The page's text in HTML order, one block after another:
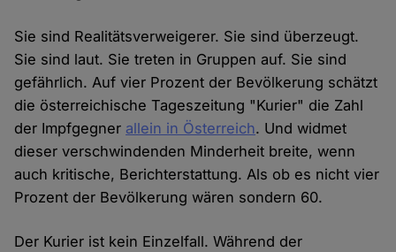
Sie sind Realitätsverweigerer. Sie sind überzeugt.
Sie sind laut. Sie treten in Gruppen auf. Sie sind
gefährlich. Auf vier Prozent der Bevölkerung schätzt
die österreichische Tageszeitung "Kurier" die Zahl
der Impfgegner allein in Österreich. Und widmet
dieser verschwindenden Minderheit breite, wenn
auch kritische, Berichterstattung. Als ob es nicht vier
Prozent der Bevölkerung wären sondern 60.
Der Kurier ist kein Einzelfall. Während der